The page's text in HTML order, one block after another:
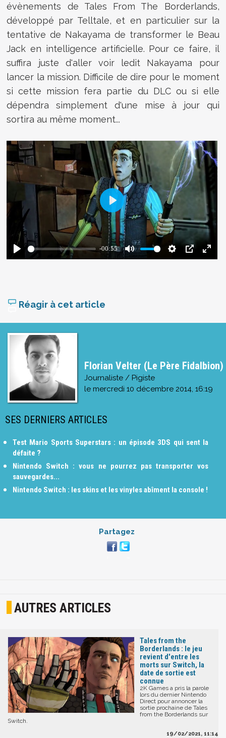
évènements de Tales From The Borderlands,
développé par Telltale, et en particulier sur la
tentative de Nakayama de transformer le Beau
Jack en intelligence artificielle. Pour ce faire, il
suffira juste d'aller voir ledit Nakayama pour
lancer la mission. Difficile de dire pour le moment
si cette mission fera partie du DLC ou si elle
dépendra simplement d'une mise à jour qui
sortira au même moment...
Réagir à cet article
Florian Velter (Le Père Fidalbion)
Journaliste / Pigiste
le mercredi 10 décembre 2014, 16:19
SES DERNIERS ARTICLES
Test Mario Sports Superstars : un épisode 3DS qui sent la
défaite ?
Nintendo Switch : vous ne pourrez pas transporter vos
sauvegardes...
Nintendo Switch : les skins et les vinyles abîment la console !
Partagez
AUTRES ARTICLES
Tales from the
Borderlands : le jeu
revient d'entre les
morts sur Switch, la
date de sortie est
connue
2K Games a pris la parole
lors du dernier Nintendo
Direct pour annoncer la
sortie prochaine de Tales
from the Borderlands sur
Switch.
19/02/2021, 11:14